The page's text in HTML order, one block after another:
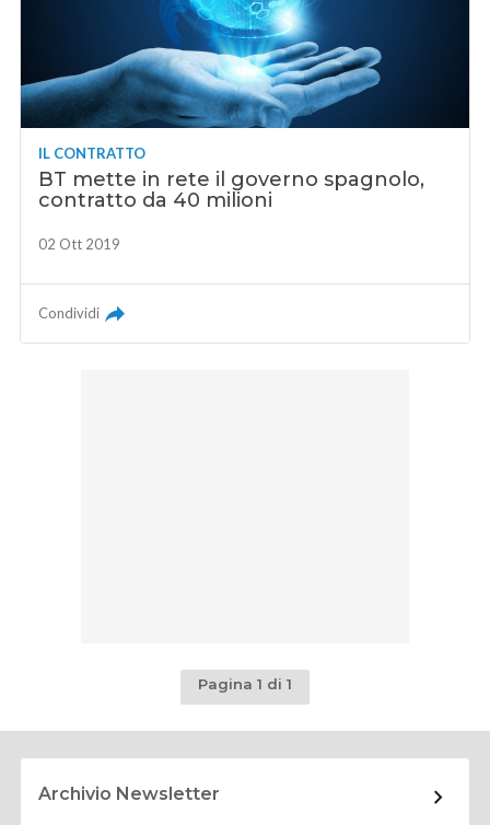
IL CONTRATTO
BT mette in rete il governo spagnolo,
contratto da 40 milioni
02 Ott 2019
Condividi
Pagina 1 di 1
Archivio Newsletter